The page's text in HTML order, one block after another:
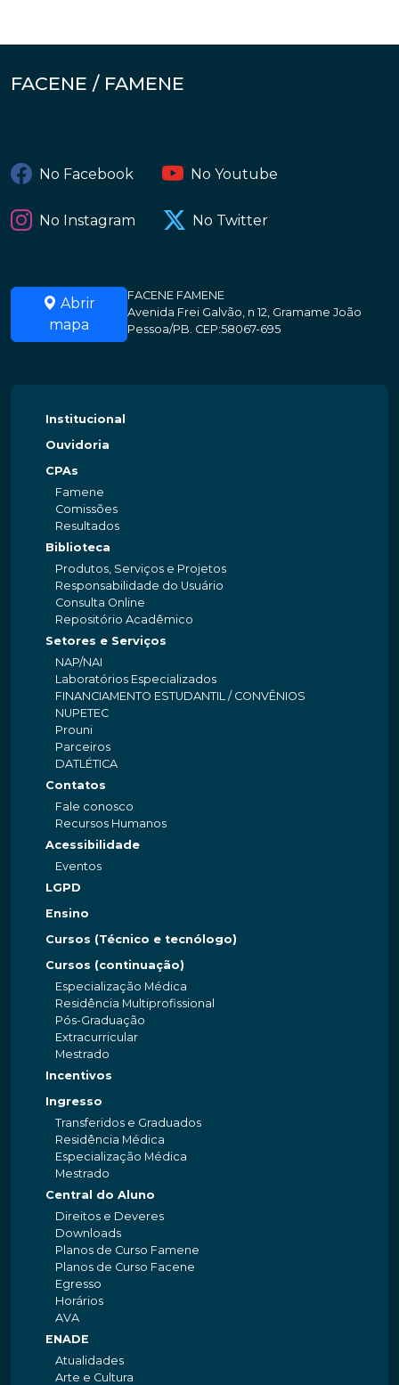
FACENE / FAMENE
No Facebook No Youtube
No Instagram No Twitter
Abrir
mapa
FACENE FAMENE
Avenida Frei Galvão, n 12, Gramame João
Pessoa/PB. CEP:58067-695
Institucional
Ouvidoria
CPAs
Famene
Comissões
Resultados
Biblioteca
Produtos, Serviços e Projetos
Responsabilidade do Usuário
Consulta Online
Repositório Acadêmico
Setores e Serviços
NAP/NAI
Laboratórios Especializados
FINANCIAMENTO ESTUDANTIL / CONVÊNIOS
NUPETEC
Prouni
Parceiros
DATLÉTICA
Contatos
Fale conosco
Recursos Humanos
Acessibilidade
Eventos
LGPD
Ensino
Cursos (Técnico e tecnólogo)
Cursos (continuação)
Especialização Médica
Residência Multiprofissional
Pós-Graduação
Extracurricular
Mestrado
Incentivos
Ingresso
Transferidos e Graduados
Residência Médica
Especialização Médica
Mestrado
Central do Aluno
Direitos e Deveres
Downloads
Planos de Curso Famene
Planos de Curso Facene
Egresso
Horários
AVA
ENADE
Atualidades
Arte e Cultura